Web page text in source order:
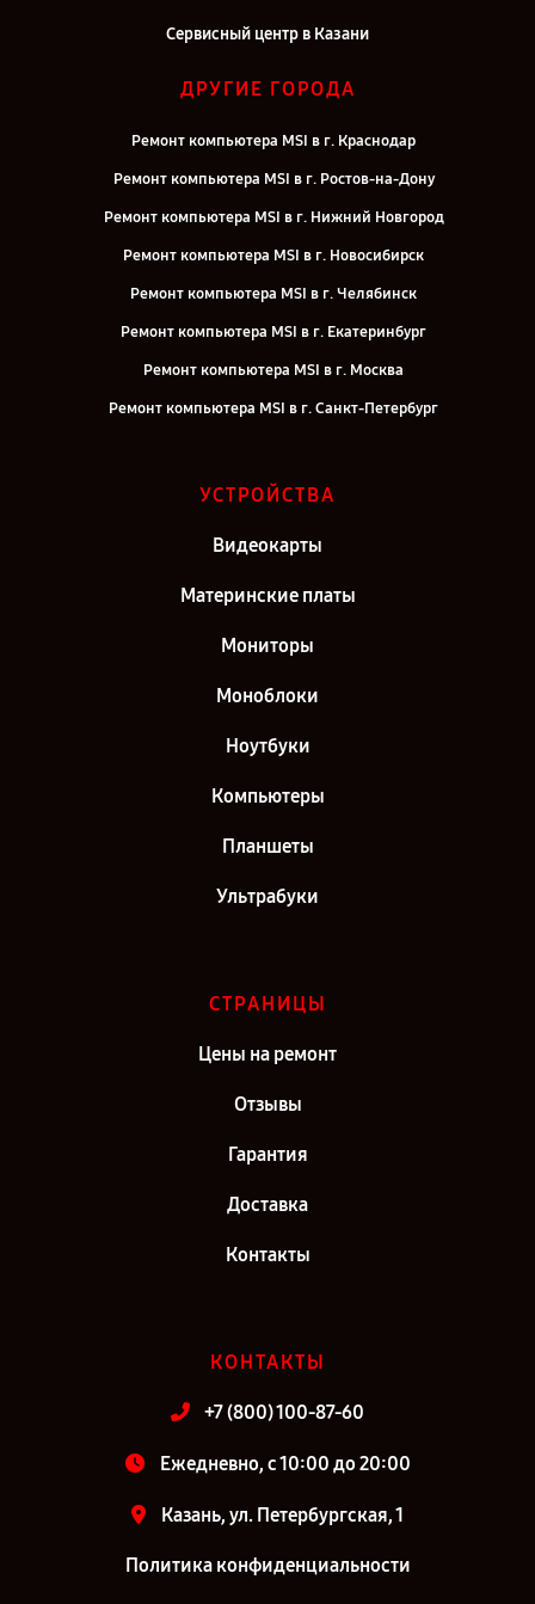
Сервисный центр в Казани
ДРУГИЕ ГОРОДА
Ремонт компьютера MSI в г. Краснодар
Ремонт компьютера MSI в г. Ростов-на-Дону
Ремонт компьютера MSI в г. Нижний Новгород
Ремонт компьютера MSI в г. Новосибирск
Ремонт компьютера MSI в г. Челябинск
Ремонт компьютера MSI в г. Екатеринбург
Ремонт компьютера MSI в г. Москва
Ремонт компьютера MSI в г. Санкт-Петербург
УСТРОЙСТВА
Видеокарты
Материнские платы
Мониторы
Моноблоки
Ноутбуки
Компьютеры
Планшеты
Ультрабуки
СТРАНИЦЫ
Цены на ремонт
Отзывы
Гарантия
Доставка
Контакты
КОНТАКТЫ
+7 (800) 100-87-60
Ежедневно, с 10:00 до 20:00
Казань, ул. Петербургская, 1
Политика конфиденциальности